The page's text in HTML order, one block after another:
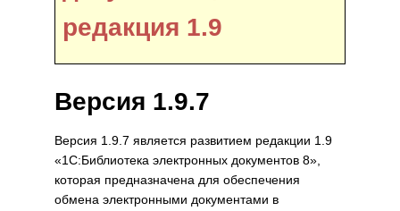
редакция 1.9
Версия 1.9.7
Версия 1.9.7 является развитием редакции 1.9
«1С:Библиотека электронных документов 8»,
которая предназначена для обеспечения
обмена электронными документами в